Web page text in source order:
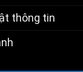
thông tin